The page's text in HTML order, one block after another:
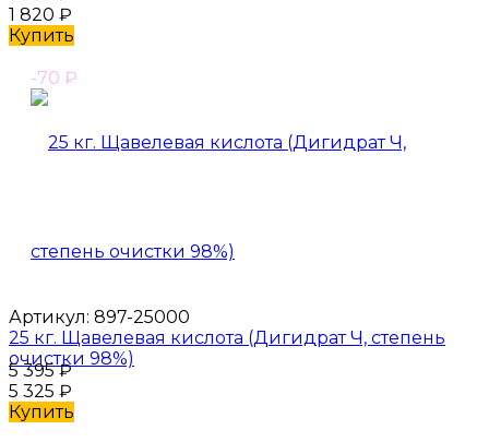
1 820 ₽
Купить
-70 ₽
Артикул: 897-25000
25 кг. Щавелевая кислота (Дигидрат Ч, степень
очистки 98%)
5 395₽
5 325 ₽
Купить